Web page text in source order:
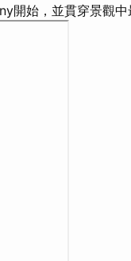
開始，並貫穿景觀中